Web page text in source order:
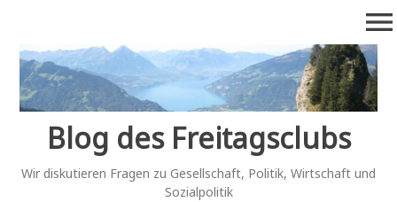
springen
Blog des Freitagsclubs
Wir diskutieren Fragen zu Gesellschaft, Politik, Wirtschaft und
Sozialpolitik
menu